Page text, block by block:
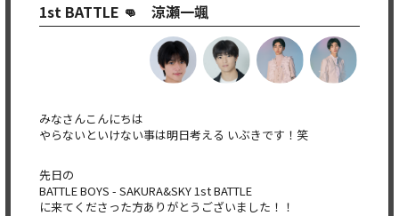
1st BATTLE 👊 涼瀬一颯
みなさんこんにちは
やらないといけない事は明日考える いぶきです！笑
先日の
BATTLE BOYS - SAKURA&SKY 1st BATTLE
に来てくださった方ありがとうございました！！